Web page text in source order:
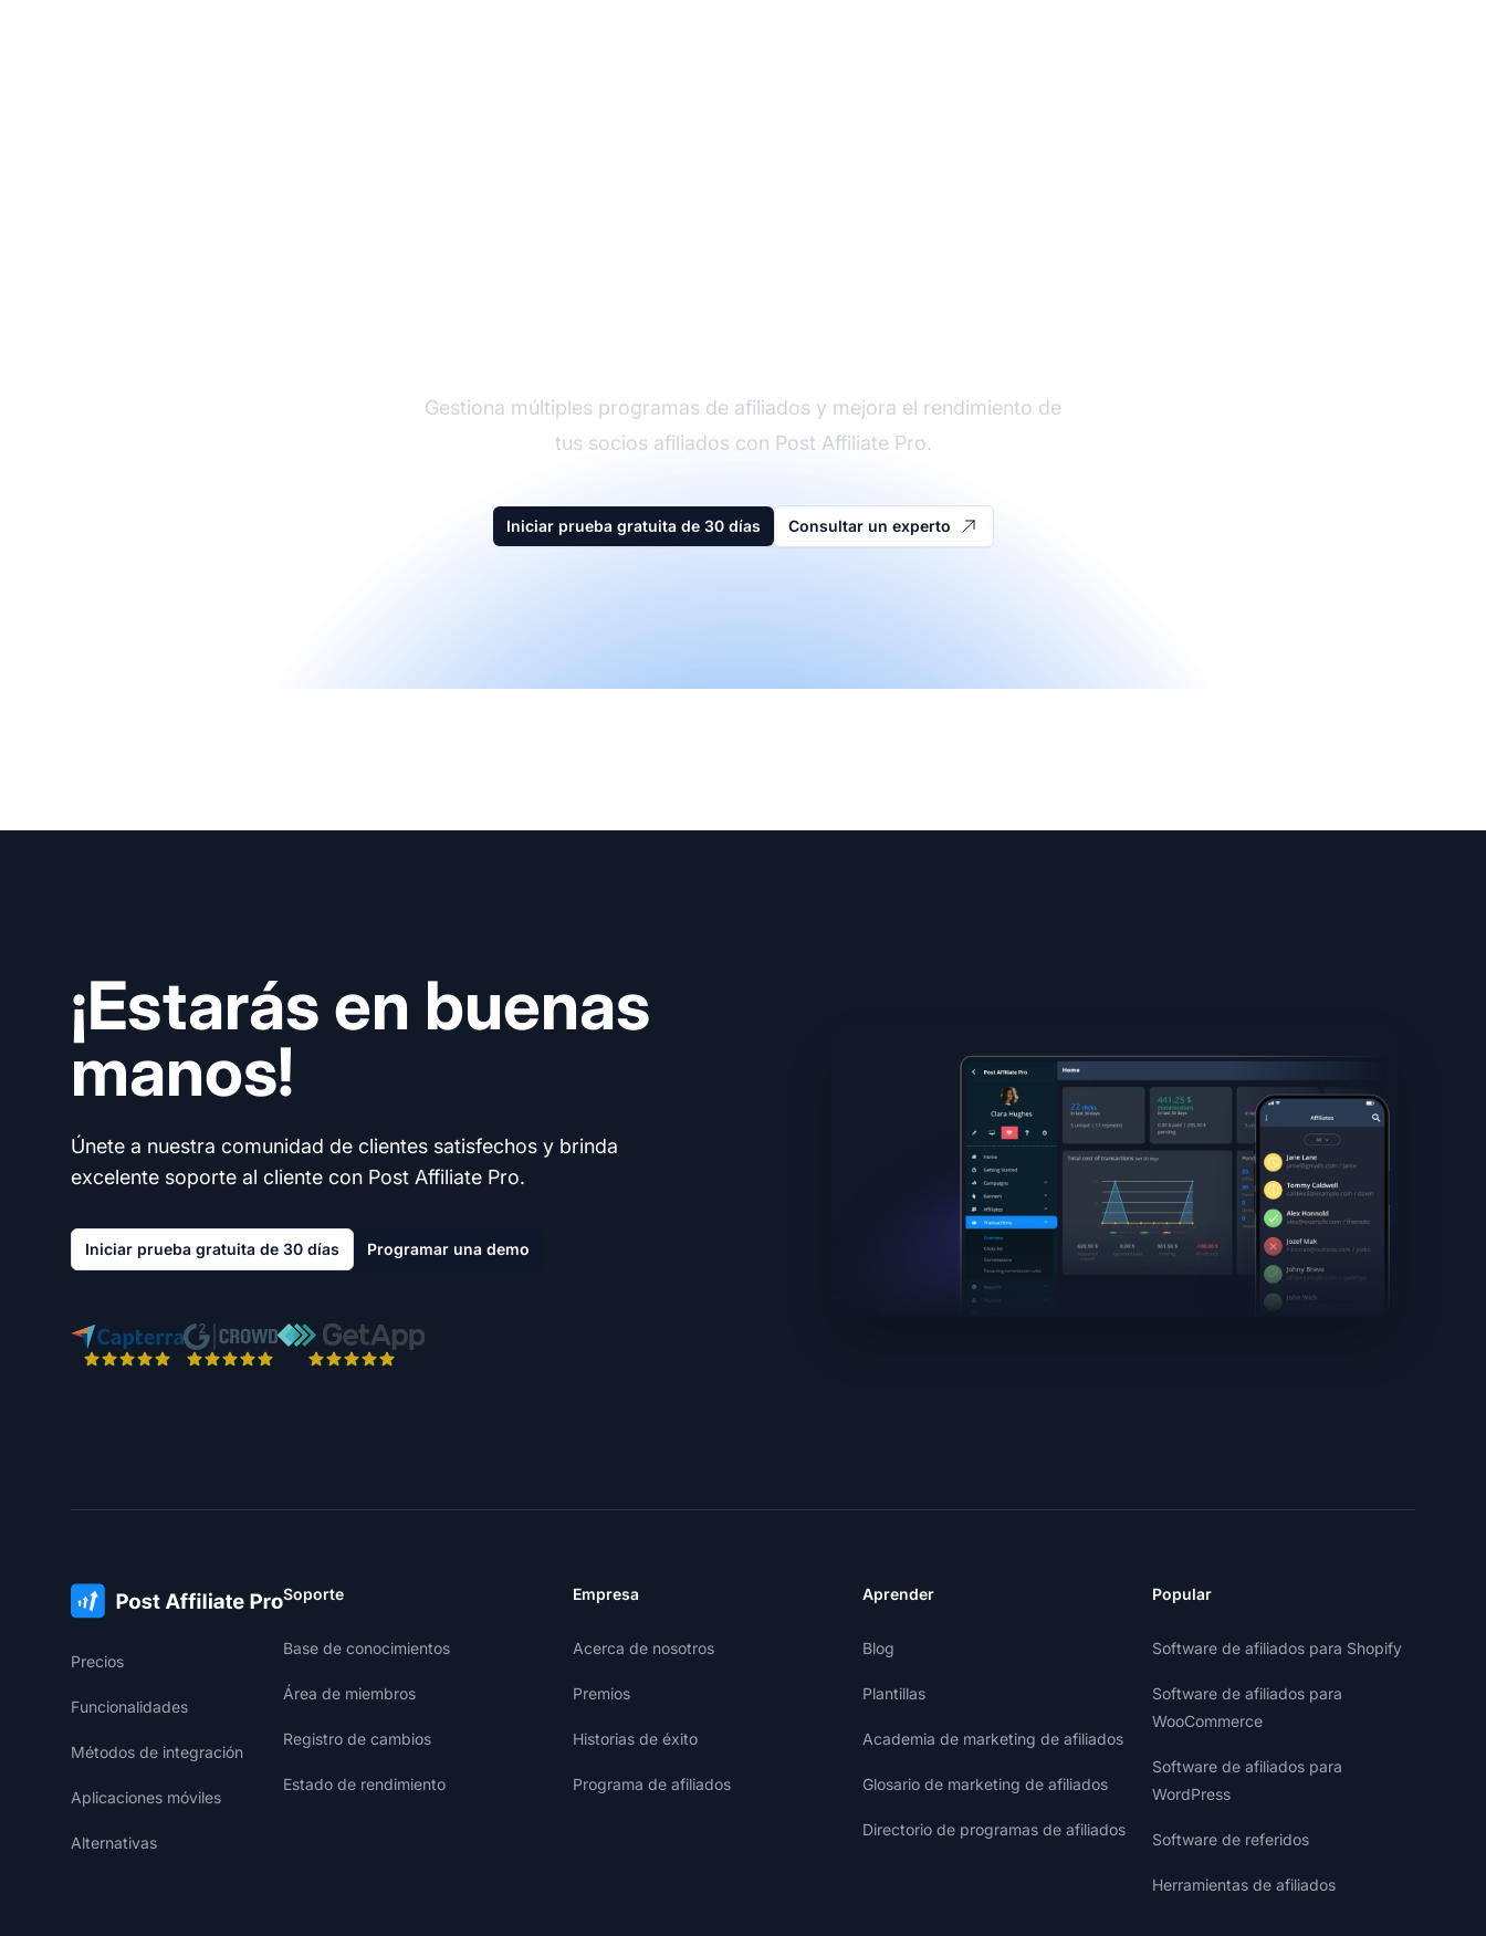
Gestiona múltiples programas de afiliados y mejora el rendimiento de
tus socios afiliados con Post Affiliate Pro.
Iniciar prueba gratuita de 30 días Consultar un experto
¡Estarás en buenas
manos!
Únete a nuestra comunidad de clientes satisfechos y brinda
excelente soporte al cliente con Post Affiliate Pro.
Iniciar prueba gratuita de 30 días Programar una demo
Precios
Funcionalidades
Métodos de integración
Aplicaciones móviles
Alternativas
Soporte
Base de conocimientos
Área de miembros
Registro de cambios
Estado de rendimiento
Empresa
Acerca de nosotros
Premios
Historias de éxito
Programa de afiliados
Aprender
Blog
Plantillas
Academia de marketing de afiliados
Glosario de marketing de afiliados
Directorio de programas de afiliados
Popular
Software de afiliados para Shopify
Software de afiliados para
WooCommerce
Software de afiliados para
WordPress
Software de referidos
Herramientas de afiliados